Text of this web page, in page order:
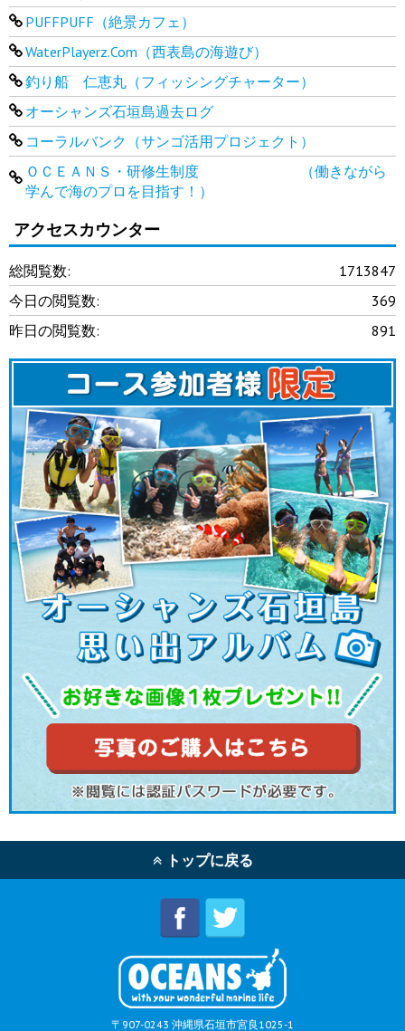
PUFFPUFF（絶景カフェ）
WaterPlayerz.Com（西表島の海遊び）
釣り船 仁恵丸（フィッシングチャーター）
オーシャンズ石垣島過去ログ
コーラルバンク（サンゴ活用プロジェクト）
ＯＣＥＡＮＳ・研修生制度 （働きながら
学んで海のプロを目指す！）
アクセスカウンター
1713847
総閲覧数:
369
今日の閲覧数:
891
昨日の閲覧数:
トップに戻る
〒907-0243 沖縄県石垣市宮良1025-1